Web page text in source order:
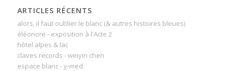
ARTICLES RÉCENTS
alors, il faut oublier le blanc (& autres histoires bleues)
éléonore - exposition à l'Acte 2
hôtel alpes & lac
claves records - weiyin chen
espace blanc - y-med